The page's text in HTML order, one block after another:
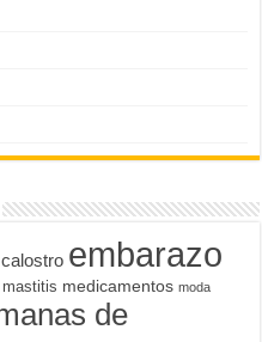
calostro embarazo
mastitis medicamentos moda
de